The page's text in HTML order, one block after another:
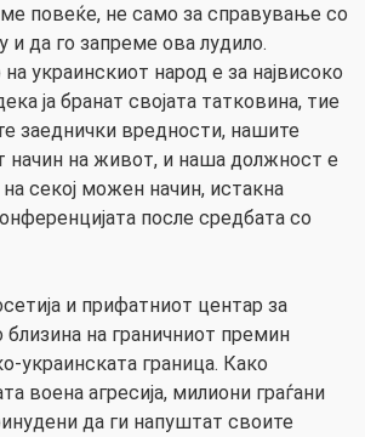
повеќе, не само за справување со
и да го запреме ова лудило.
украинскиот народ е за највисоко
ја бранат својата татковина, тие
заеднички вредности, нашите
начин на живот, и наша должност е
секој можен начин, истакна
после средбата со
и прифатниот центар за
на граничниот премин
украинската граница. Како
воена агресија, милиони граѓани
да ги напуштат своите